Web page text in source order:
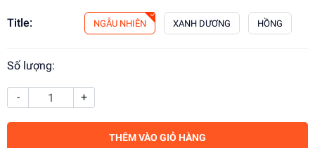
Title: NGẪU NHIÊN XANH DƯƠNG HỒNG
Số lượng:
- +
THÊM VÀO GIỎ HÀNG